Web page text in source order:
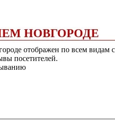
НОВГОРОДЕ
отображен по всем видам
посетителей.